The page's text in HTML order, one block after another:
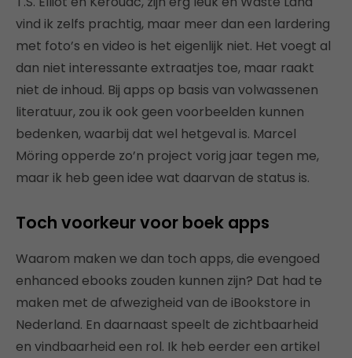
vind ik zelfs prachtig, maar meer dan een lardering
met foto’s en video is het eigenlijk niet. Het voegt al
dan niet interessante extraatjes toe, maar raakt
niet de inhoud. Bij apps op basis van volwassenen
literatuur, zou ik ook geen voorbeelden kunnen
bedenken, waarbij dat wel hetgeval is. Marcel
Möring opperde zo’n project vorig jaar tegen me,
maar ik heb geen idee wat daarvan de status is.
Toch voorkeur voor boek apps
Waarom maken we dan toch apps, die evengoed
enhanced ebooks zouden kunnen zijn? Dat had te
maken met de afwezigheid van de iBookstore in
Nederland. En daarnaast speelt de zichtbaarheid
en vindbaarheid een rol. Ik heb eerder een artikel